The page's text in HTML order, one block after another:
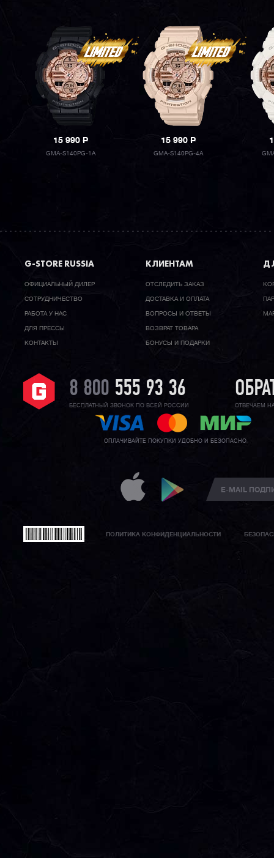
15 990P
GMA-S140PG-1A
15 990P
GMA-S140PG-4A
G-STORE RUSSIA
ОФИЦИАЛЬНЫЙ ДИЛЕР
CОТРУДНИЧЕСТВО
РАБОТА У НАС
ДЛЯ ПРЕССЫ
КОНТАКТЫ
КЛИЕНТАМ
ОТСЛЕДИТЬ ЗАКАЗ
ДОСТАВКА И ОПЛАТА
ВОПРОСЫ И ОТВЕТЫ
ВОЗВРАТ ТОВАРА
БОНУСЫ И ПОДАРКИ
8 800 555 93 36
БЕСПЛАТНЫЙ ЗВОНОК ПО ВСЕЙ РОССИИ ОТВЕЧАЕМ
ОПЛАЧИВАЙТЕ ПОКУПКИ УДОБНО И БЕЗОПАСНО
ПОЛИТИКА КОНФИДЕНЦИАЛЬНОСТИ